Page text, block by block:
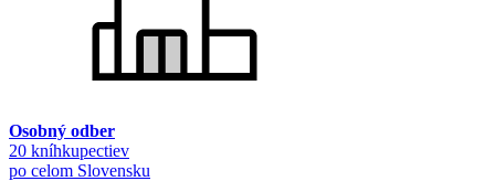
Osobný odber
20 kníhkupectiev
po celom Slovensku